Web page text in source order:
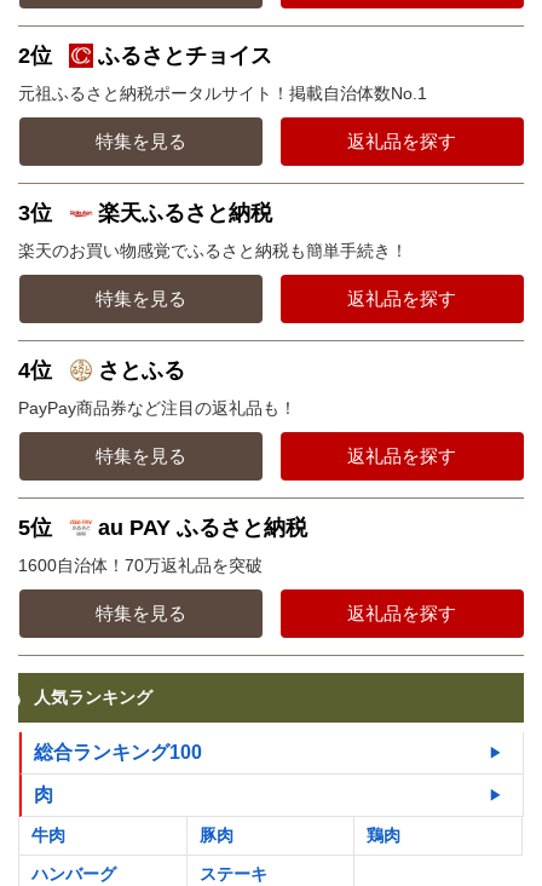
2位 ふるさとチョイス
元祖ふるさと納税ポータルサイト！掲載自治体数No.1
特集を見る 返礼品を探す
3位 楽天ふるさと納税
楽天のお買い物感覚でふるさと納税も簡単手続き！
特集を見る 返礼品を探す
4位 さとふる
PayPay商品券など注目の返礼品も！
特集を見る 返礼品を探す
5位 au PAY ふるさと納税
1600自治体！70万返礼品を突破
特集を見る 返礼品を探す
人気ランキング
総合ランキング100
肉
牛肉 豚肉
鶏肉
ハンバーグ
ステーキ